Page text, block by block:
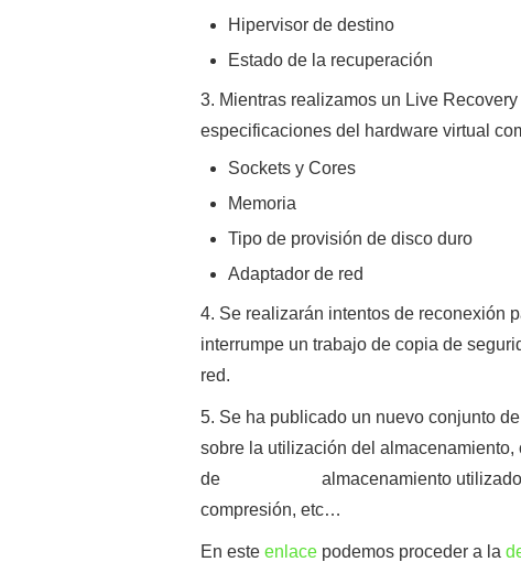
Hipervisor de destino
Estado de la recuperación
3. Mientras realizamos un Live
especificaciones del hardware virtual
Sockets y Cores
Memoria
Tipo de provisión de disco duro
Adaptador de red
4. Se realizarán intentos de reconexión
interrumpe un trabajo de copia de
red.
5. Se ha publicado un nuevo conjunto
sobre la utilización del
de almacenamiento utilizado por
compresión, etc…
En este enlace podemos proceder a la